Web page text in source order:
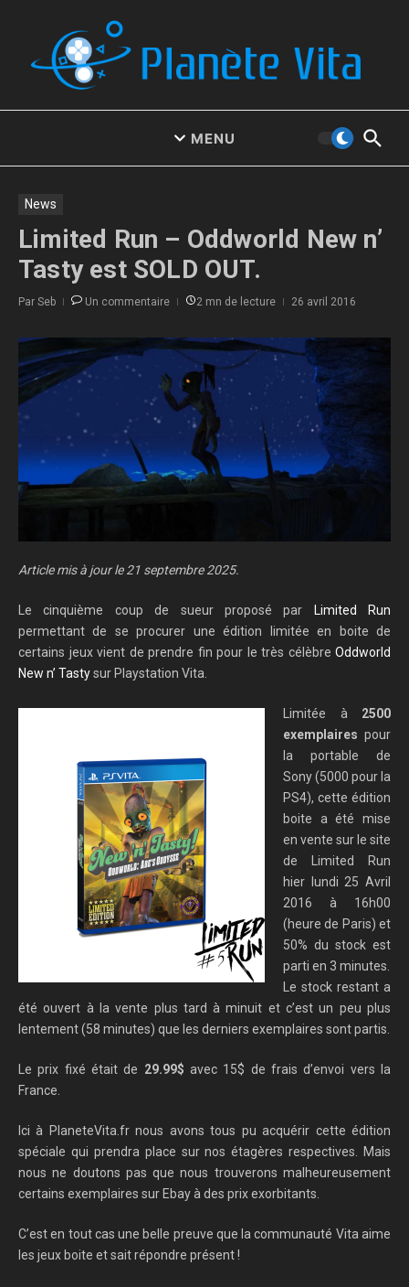
MENU
News
Limited Run – Oddworld New n’
Tasty est SOLD OUT.
Par Seb Un commentaire 2 mn de lecture 26 avril 2016
Article mis à jour le 21 septembre 2025.
Le cinquième coup de sueur proposé par
Limited Run
permettant de se procurer une édition limitée en boite de
certains jeux vient de prendre fin pour le très célèbre Oddworld
New n’ Tastysur Playstation Vita.
Limitée à 2500
exemplaires pour
la portable de
Sony (5000 pour la
PS4), cette édition
boite a été mise
en vente sur le site
de Limited Run
hier lundi 25 Avril
2016 à 16h00
(heure de Paris) et
50% du stock est
parti en 3 minutes.
Le stock restant a
été ouvert à la vente plus tard à minuit et c’est un peu plus
lentement (58 minutes) que les derniers exemplaires sont partis.
Le prix fixé était de 29.99$ avec 15$ de frais d’envoi vers la
France.
Ici à PlaneteVita.fr nous avons tous pu acquérir cette édition
spéciale qui prendra place sur nos étagères respectives. Mais
nous ne doutons pas que nous trouverons malheureusement
certains exemplaires sur Ebay à des prix exorbitants.
C’est en tout cas une belle preuve que la communauté Vita aime
les jeux boite et sait répondre présent !